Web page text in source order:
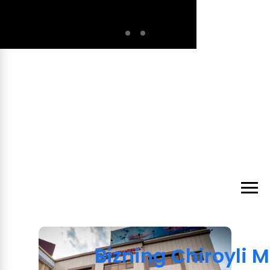
Нам доверяют
самое ценное
О компании
Сеть клиник «Shox International Hospital»Bizning Chiroyli